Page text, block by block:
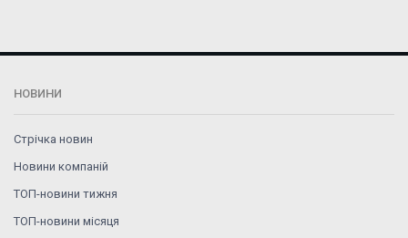
НОВИНИ
Стрічка новин
Новини компаній
ТОП-новини тижня
ТОП-новини місяця